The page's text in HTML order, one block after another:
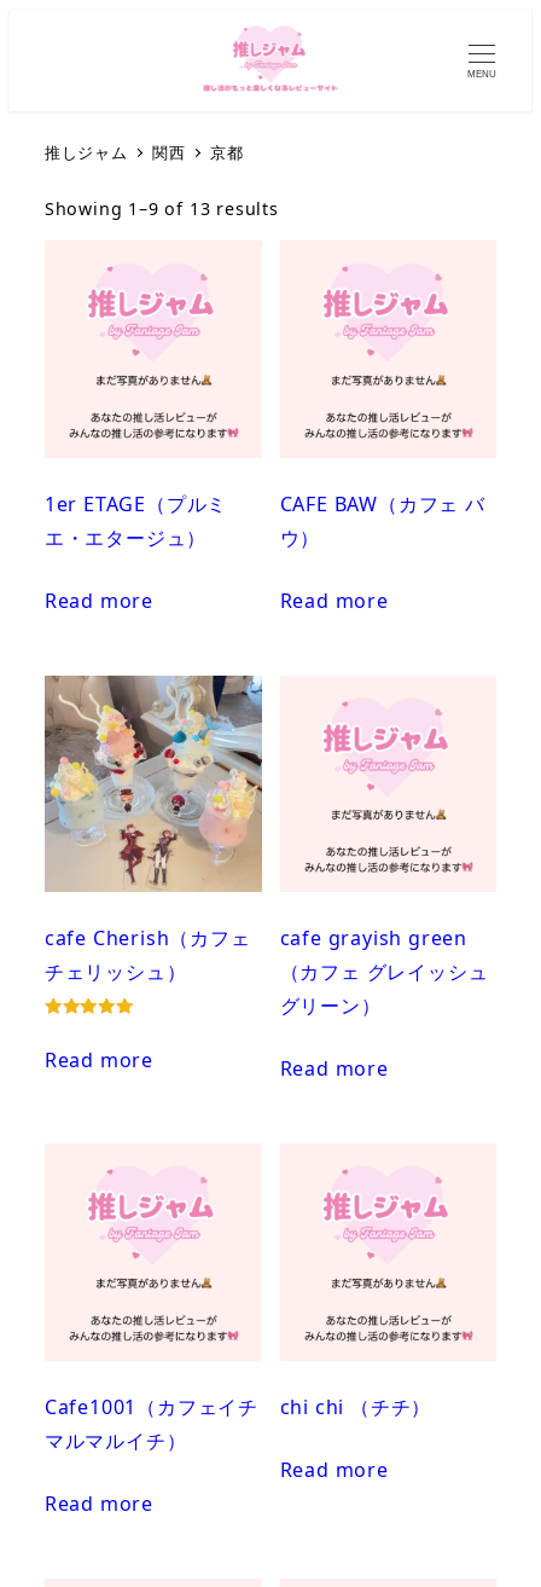
MENU
推しジャム 関西 京都
Showing 1–9 of 13 results
1er ETAGE（プルミ
エ・エタージュ）
Read more
CAFE BAW（カフェ バ
ウ）
Read more
cafe Cherish（カフェ
チェリッシュ​）
out of 5
Read more
cafe grayish green
（カフェ グレイッシュ
グリーン）
Read more
Cafe1001（カフェイチ
マルマルイチ）
Read more
chi chi （チチ）
Read more